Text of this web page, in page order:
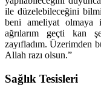
ile düzelebileceğini
beni ameliyat olmaya
ağrılarım geçti kan
zayıfladım. Üzerimden
Allah razı olsun.”
Sağlık Tesisleri